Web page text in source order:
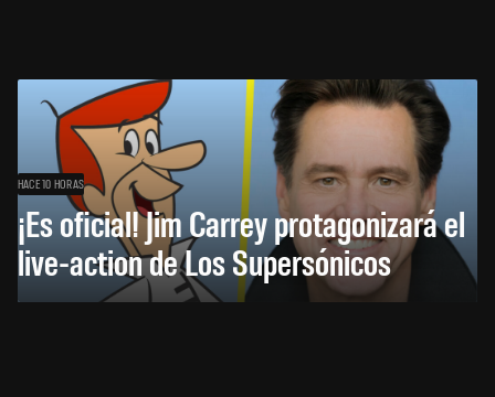
HACE 10 HORAS
¡Es oficial! Jim Carrey protagonizará el
live-action de Los Supersónicos